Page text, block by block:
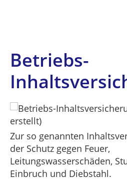
Betriebs-
Zur so genannten
der Schutz gegen Feuer,
Leitungswasserschäden,
Einbruch und Diebstahl.